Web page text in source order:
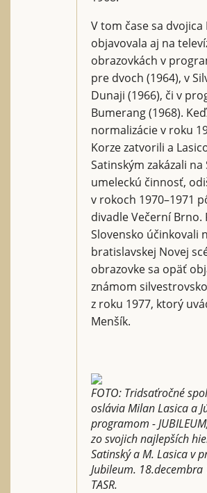
V tom čase sa dvojica
objavovala aj na
obrazovkách v
pre dvoch (1964), v
Dunaji (1966), či v
Bumerang (1968).
normalizácie v roku
Korze zatvorili a
Satinským zakázali na
umeleckú činnosť,
v rokoch 1970–1971
divadle Večerní Brno.
Slovensko účinkovali
bratislavskej Novej
obrazovke sa opäť
známom
z roku 1977, ktorý
Menšík.
FOTO: Tridsaťročné
oslávia Milan Lasica a
programom -
zo svojich najlepších
Satinský a M. Lasica v
Jubileum.
TASR.